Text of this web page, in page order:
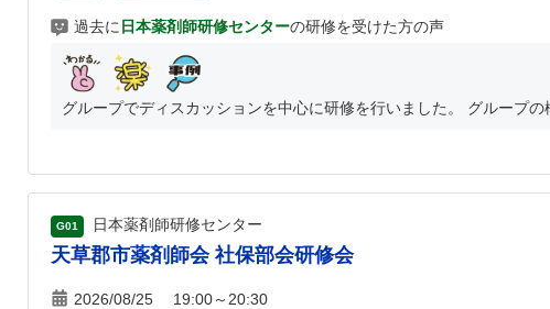
過去に 日本薬剤師研修センターの研修を受けた方の声
グループでディスカッションを中心に研修を行いました。 グループの
G01 日本薬剤師研修センター
天草郡市薬剤師会 社保部会研修会
2026/08/25 19:00～20:30